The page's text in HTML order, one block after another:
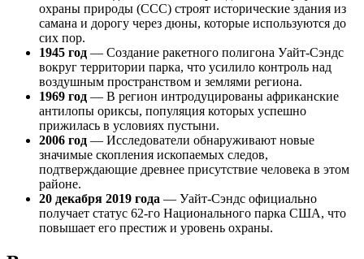
охраны природы (CCC) строят исторические здания из
самана и дорогу через дюны, которые используются до
сих пор.
1945 год — Создание ракетного полигона Уайт-Сэндс
вокруг территории парка, что усилило контроль над
воздушным пространством и землями региона.
1969 год — В регион интродуцированы африканские
антилопы ориксы, популяция которых успешно
прижилась в условиях пустыни.
2006 год — Исследователи обнаруживают новые
значимые скопления ископаемых следов,
подтверждающие древнее присутствие человека в этом
районе.
20 декабря 2019 года — Уайт-Сэндс официально
получает статус 62-го Национального парка США, что
повышает его престиж и уровень охраны.